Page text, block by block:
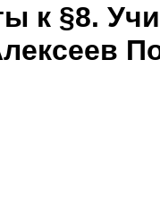
к §8.